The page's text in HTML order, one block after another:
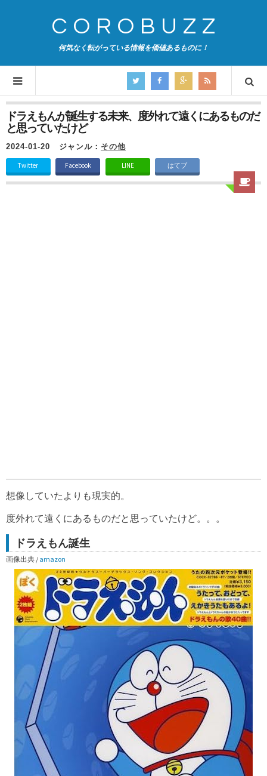
COROBUZZ
何気なく転がっている情報を価値あるものに！
ドラえもんが誕生する未来、度外れて遠くにあるものだ
と思っていたけど
2024-01-20 ジャンル： その他
Twitter Facebook LINE はてブ
想像していたよりも現実的。
度外れて遠くにあるものだと思っていたけど。。。
ドラえもん誕生
画像出典 / amazon